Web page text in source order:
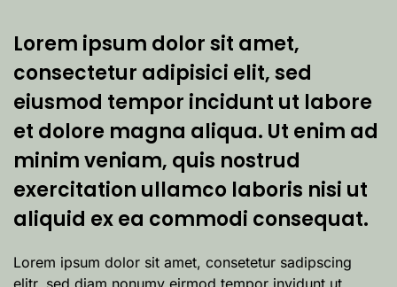
Lorem ipsum dolor sit amet,
consectetur adipisici elit, sed
eiusmod tempor incidunt ut labore
et dolore magna aliqua. Ut enim ad
minim veniam, quis nostrud
exercitation ullamco laboris nisi ut
aliquid ex ea commodi consequat.
Lorem ipsum dolor sit amet, consetetur sadipscing